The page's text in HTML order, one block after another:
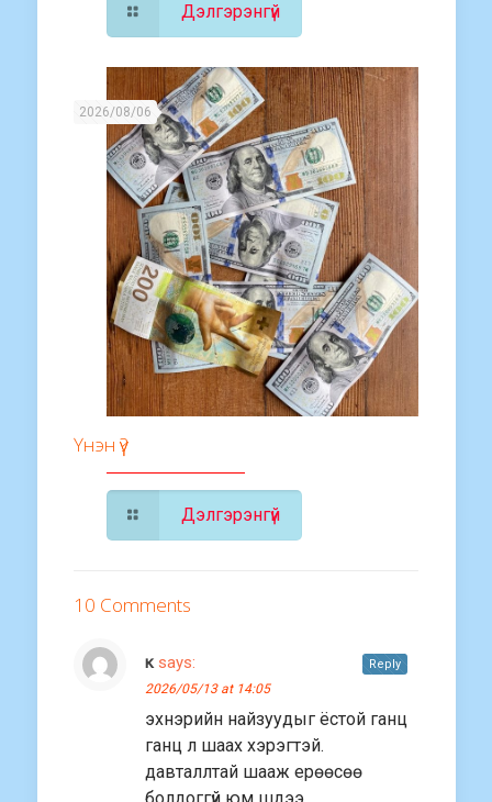
Дэлгэрэнгүй
2026/08/06
Үнэн үү?
Дэлгэрэнгүй
10 Comments
к says:
2026/05/13 at 14:05
эхнэрийн найзуудыг ёстой ганц
ганц л шаах хэрэгтэй.
давталлтай шааж ерөөсөө
Reply